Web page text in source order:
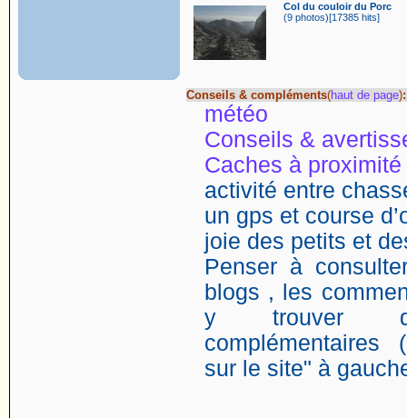
Col du couloir du Porc
(9 photos)[17385 hits]
Conseils & compléments(haut de page):
météo
Conseils &
Caches à proximité
activité entre
un gps et course
joie des petits et
Penser à
blogs , les
y trouver
complémentaires
sur le site" à